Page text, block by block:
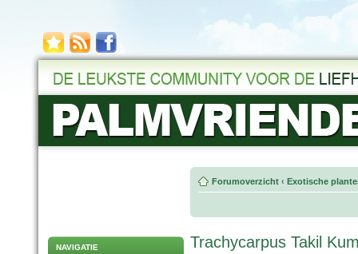
NAVIGATIE
Forumoverzicht ‹ Exotische
Trachycarpus Takil